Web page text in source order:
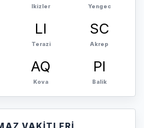
Ikizler Yengec
LI
Terazi
SC
Akrep
AQ
Kova
PI
Balik
VAKITLERI